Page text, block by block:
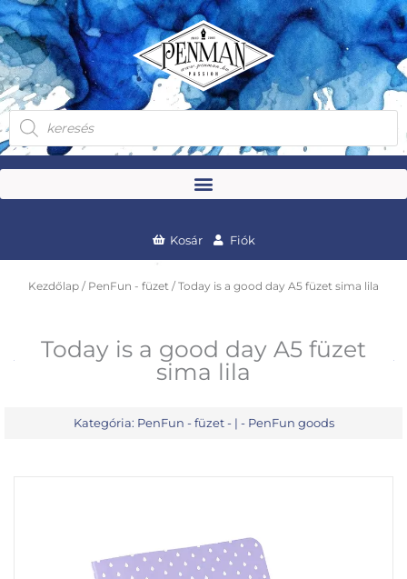
Skip
to
content
Products
search
Kosár Fiók
Kezdőlap / PenFun - füzet / Today is a good day A5 füzet sima lila
Today is a good day A5 füzet
sima lila
Kategória: PenFun - füzet- | - PenFun goods